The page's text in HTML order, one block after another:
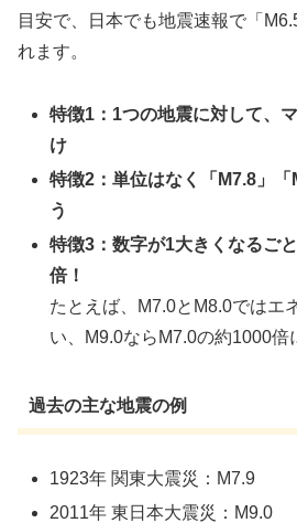
目安で、日本でも地震速報で「
れます。
特徴1：1つの地震に対して、
け
特徴2：単位はなく「M7.8」
う
特徴3：数字が1大きくなるご
倍！
たとえば、M7.0とM8.0ではエ
い、M9.0ならM7.0の約1000倍
過去の主な地震の例
1923年 関東大震災：M7.9
2011年 東日本大震災：M9.0